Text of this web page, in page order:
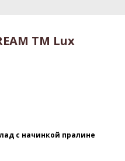
ТМ Lux
с начинкой пралине